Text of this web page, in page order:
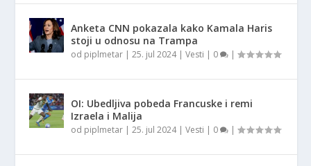
Anketa CNN pokazala kako Kamala Haris
stoji u odnosu na Trampa
od piplmetar |25. jul 2024|Vesti | 0 |
OI: Ubedljiva pobeda Francuske i remi
Izraela i Malija
od piplmetar |25. jul 2024|Vesti | 0 |